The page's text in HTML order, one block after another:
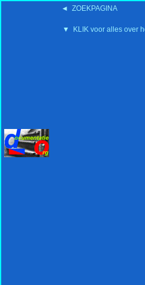
◄ ZOEKPAGINA
▼ KLIK voor alles over
'15:19 19-2-2008